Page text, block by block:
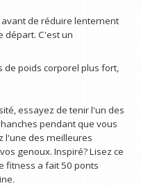
de réduire lentement
départ. C'est un
poids corporel plus fort,
essayez de tenir l'un des
pendant que vous
l'une des meilleures
genoux. Inspiré? Lisez ce
fitness a fait 50 ponts